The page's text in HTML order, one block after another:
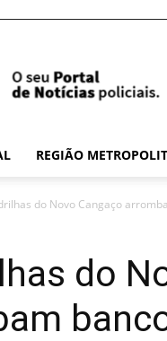
REGIÃO
do Novo Cangaço
do